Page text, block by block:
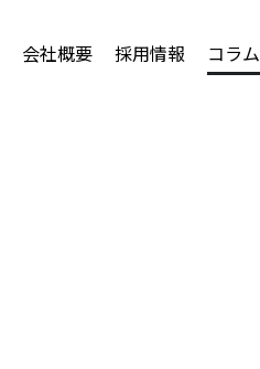
会社概要 採用情報 コラム